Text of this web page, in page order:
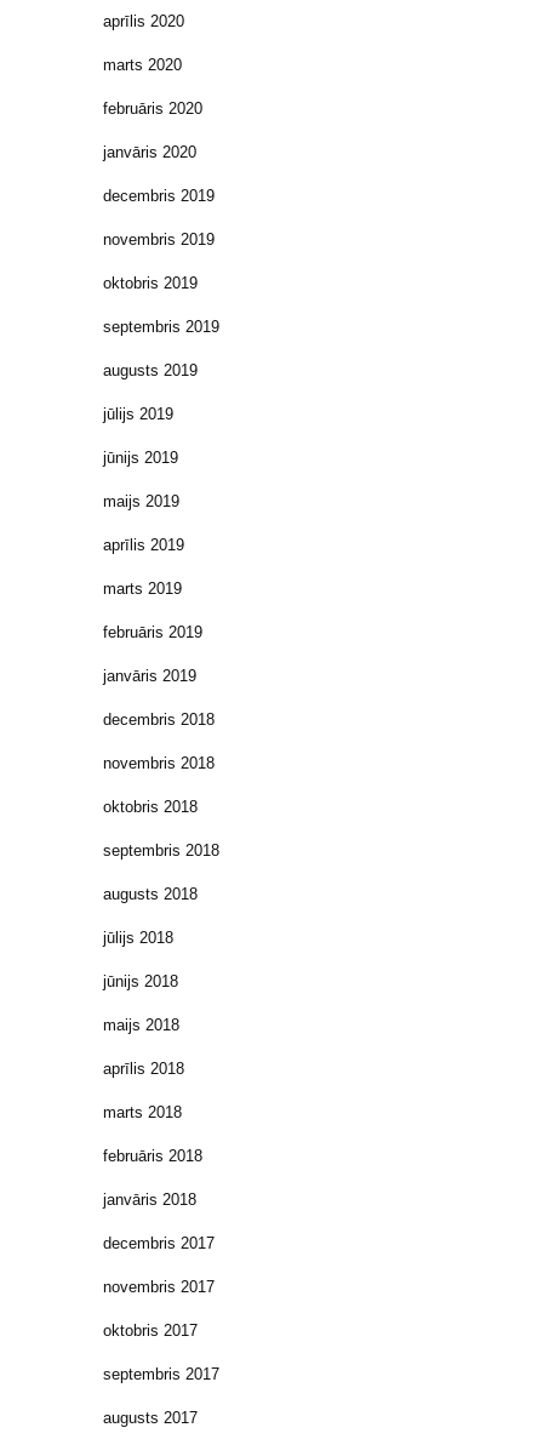
aprīlis 2020
marts 2020
februāris 2020
janvāris 2020
decembris 2019
novembris 2019
oktobris 2019
septembris 2019
augusts 2019
jūlijs 2019
jūnijs 2019
maijs 2019
aprīlis 2019
marts 2019
februāris 2019
janvāris 2019
decembris 2018
novembris 2018
oktobris 2018
septembris 2018
augusts 2018
jūlijs 2018
jūnijs 2018
maijs 2018
aprīlis 2018
marts 2018
februāris 2018
janvāris 2018
decembris 2017
novembris 2017
oktobris 2017
septembris 2017
augusts 2017